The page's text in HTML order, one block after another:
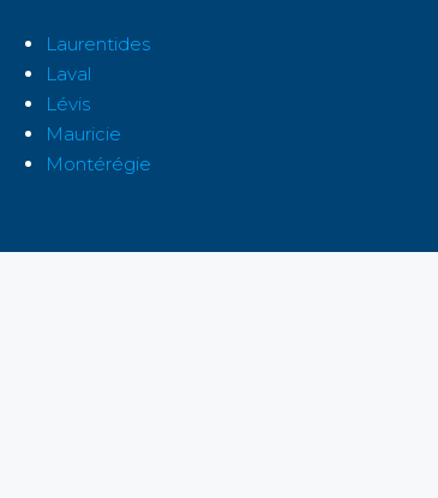
Laurentides
Laval
Lévis
Mauricie
Montérégie